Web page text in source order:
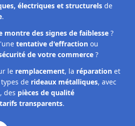
électriques et structurels de
.
montre des signes de faiblesse ?
tentative d'effraction ou
de votre commerce ?
le remplacement, la réparation et
de rideaux métalliques, avec
, des pièces de qualité
tarifs transparents.